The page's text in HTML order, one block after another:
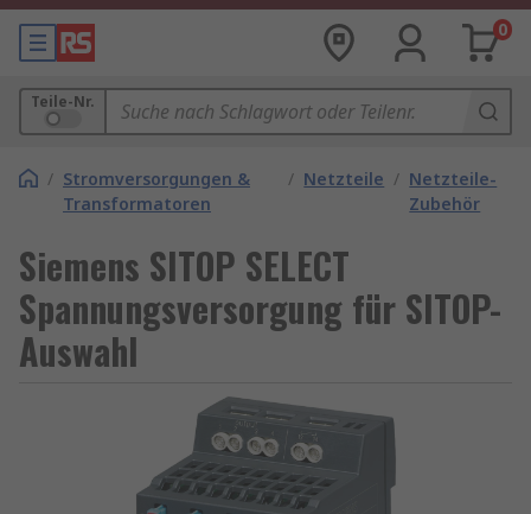
0
Teile-Nr.
/ Stromversorgungen &
Transformatoren
/ Netzteile / Netzteile-
Zubehör
Siemens SITOP SELECT
Spannungsversorgung für SITOP-
Auswahl